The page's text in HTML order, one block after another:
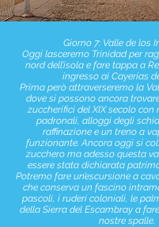
Giorno 7: Valle de los
Oggi lasceremo Trinidad per
nord dell’isola e fare tappa a
ingresso ai Cayerias
Prima però attraverseremo la
dove si possono ancora
zuccherifici del XIX secolo con
padronali, alloggi degli
raffinazione e un treno a
funzionante. Ancora oggi si
zucchero ma adesso questa
essere stata dichiarata
Potremo fare un’escursione a
che conserva un fascino
pascoli, i ruderi coloniali, le
della Sierra del Escambray a
nostre spalle.